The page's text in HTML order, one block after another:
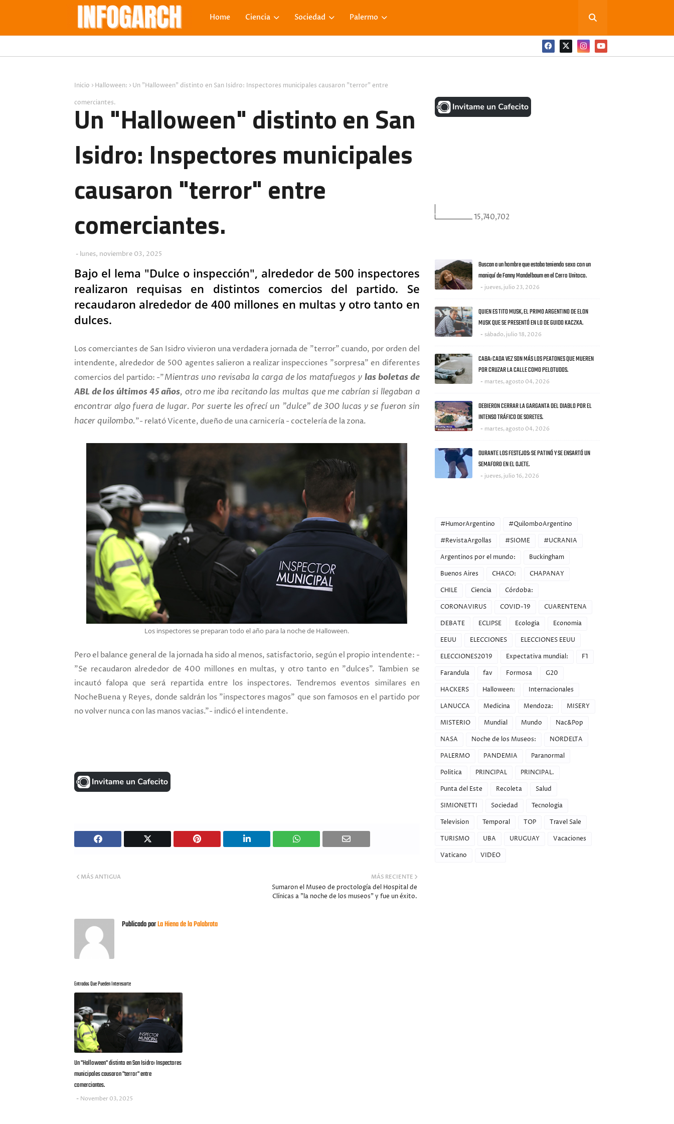
Home Ciencia Sociedad Palermo
Inicio Halloween:
Un "Halloween" distinto en San Isidro: Inspectores municipales causaron "terror" entre
comerciantes.
Un "Halloween" distinto en San
Isidro: Inspectores municipales
causaron "terror" entre
comerciantes.
lunes, noviembre 03, 2025
Bajo el lema "Dulce o inspección", alrededor de 500 inspectores
realizaron requisas en distintos comercios del partido. Se
recaudaron alrededor de 400 millones en multas y otro tanto en
dulces.
Los comerciantes de San Isidro vivieron una verdadera jornada de "terror" cuando, por orden del
intendente, alrededor de 500 agentes salieron a realizar inspecciones "sorpresa" en diferentes
comercios del partido: -"Mientras uno revisaba la carga de los matafuegos y las boletas de
ABL de los últimos 45 años, otro me iba recitando las multas que me cabrían si llegaban a
encontrar algo fuera de lugar. Por suerte les ofrecí un "dulce" de 300 lucas y se fueron sin
hacer quilombo."- relató Vicente, dueño de una carnicería - coctelería de la zona.
Los inspectores se preparan todo el año para la noche de Halloween.
Pero el balance general de la jornada ha sido al menos, satisfactorio, según el propio intendente: -
"Se recaudaron alrededor de 400 millones en multas, y otro tanto en "dulces". Tambien se
incautó falopa que será repartida entre los inspectores. Tendremos eventos similares en
NocheBuena y Reyes, donde saldrán los "inspectores magos" que son famosos en el partido por
no volver nunca con las manos vacias."- indicó el intendente.
MÁS RECIENTE
Sumaron el Museo de proctología del Hospital de
Clínicas a "la noche de los museos" y fue un éxito.
MÁS ANTIGUA
Publicado porLa Hiena de la Palabrota
Entradas Que Pueden Interesarte
Un "Halloween" distinto en San Isidro: Inspectores
municipales causaron "terror" entre
comerciantes.
November 03, 2025
15,740,702
Buscan a un hombre que estaba teniendo sexo con un
maniquí de Fanny Mandelbaum en el Cerro Unitoco.
jueves, julio 23, 2026
QUIEN ES TITO MUSK, EL PRIMO ARGENTINO DE ELON
MUSK QUE SE PRESENTÓ EN LO DE GUIDO KACZKA.
sábado, julio 18, 2026
CABA: CADA VEZ SON MÁS LOS PEATONES QUE MUEREN
POR CRUZAR LA CALLE COMO PELOTUDOS.
martes, agosto 04, 2026
DEBIERON CERRAR LA GARGANTA DEL DIABLO POR EL
INTENSO TRÁFICO DE SORETES.
martes, agosto 04, 2026
DURANTE LOS FESTEJOS: SE PATINÓ Y SE ENSARTÓ UN
SEMAFORO EN EL OJETE.
jueves, julio 16, 2026
#HumorArgentino
#QuilomboArgentino
#RevistaArgollas
#SIOME
#UCRANIA
Argentinos por el mundo:
Buckingham
Buenos Aires
CHACO:
CHAPANAY
CHILE
Ciencia
Córdoba:
CORONAVIRUS
COVID-19
CUARENTENA
DEBATE
ECLIPSE Ecologia
Economia
EEUU
ELECCIONES
ELECCIONES EEUU
ELECCIONES2019
Expectativa mundial:
F1
Farandula
fav Formosa
G20
HACKERS
Halloween:
Internacionales
LANUCCA
Medicina Mendoza:
MISERY
MISTERIO
Mundial Mundo
Nac&Pop
NASA
Noche de los Museos:
NORDELTA
PALERMO
PANDEMIA
Paranormal
Politica
PRINCIPAL
PRINCIPAL.
Punta del Este
Recoleta
Salud
SIMIONETTI
Sociedad
Tecnologia
Television
Temporal TOP
Travel Sale
TURISMO
UBA URUGUAY
Vacaciones
Vaticano
VIDEO